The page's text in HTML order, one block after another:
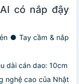
có nắp đậy
● Tay cầm & nắp
dài cán dao: 10cm
nghệ cao của Nhật